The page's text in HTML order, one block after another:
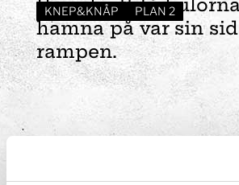
KNEP&KNÅP PLAN 2
Försök att få
hamna på var sin
rampen.